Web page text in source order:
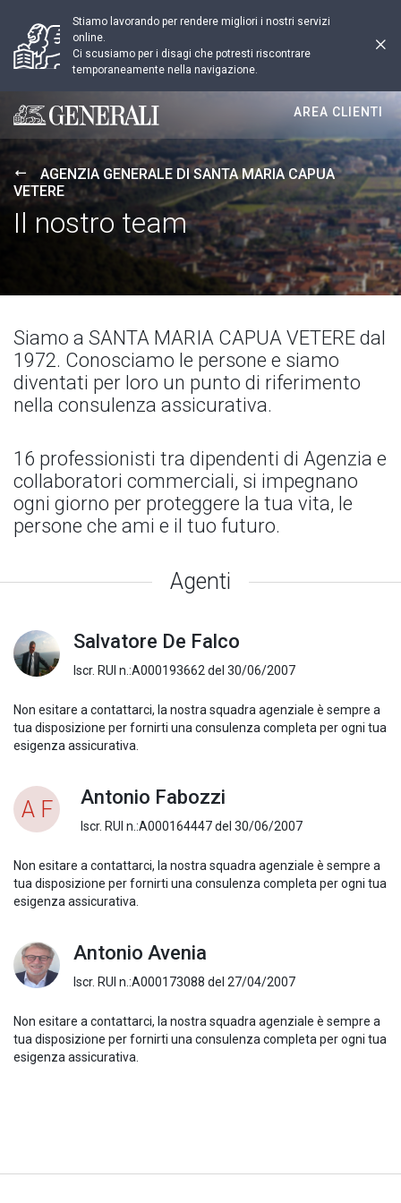
Stiamo lavorando per rendere migliori i nostri servizi
online.
Ci scusiamo per i disagi che potresti riscontrare
temporaneamente nella navigazione.
Generali logo
AREA CLIENTI
AGENZIA GENERALE DI SANTA MARIA CAPUA
VETERE
Il nostro team
Siamo a SANTA MARIA CAPUA VETERE dal
1972. Conosciamo le persone e siamo
diventati per loro un punto di riferimento
nella consulenza assicurativa.
16 professionisti tra dipendenti di Agenzia e
collaboratori commerciali, si impegnano
ogni giorno per proteggere la tua vita, le
persone che ami e il tuo futuro.
Agenti
Salvatore De Falco
Iscr. RUI n.:A000193662 del 30/06/2007
Non esitare a contattarci, la nostra squadra agenziale è sempre a
tua disposizione per fornirti una consulenza completa per ogni tua
esigenza assicurativa.
A F Antonio Fabozzi
Iscr. RUI n.:A000164447 del 30/06/2007
Non esitare a contattarci, la nostra squadra agenziale è sempre a
tua disposizione per fornirti una consulenza completa per ogni tua
esigenza assicurativa.
Antonio Avenia
Iscr. RUI n.:A000173088 del 27/04/2007
Non esitare a contattarci, la nostra squadra agenziale è sempre a
tua disposizione per fornirti una consulenza completa per ogni tua
esigenza assicurativa.